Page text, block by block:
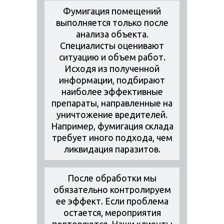
Фумигация помещений
выполняется только после
анализа объекта.
Специалисты оценивают
ситуацию и объем работ.
Исходя из полученной
информации, подбирают
наиболее эффективные
препараты, направленные на
уничтожение вредителей.
Например, фумигация склада
требует иного подхода, чем
ликвидация паразитов.
После обработки мы
обязательно контролируем
ее эффект. Если проблема
остается, мероприятия